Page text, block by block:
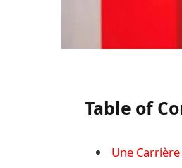
Table of
Une